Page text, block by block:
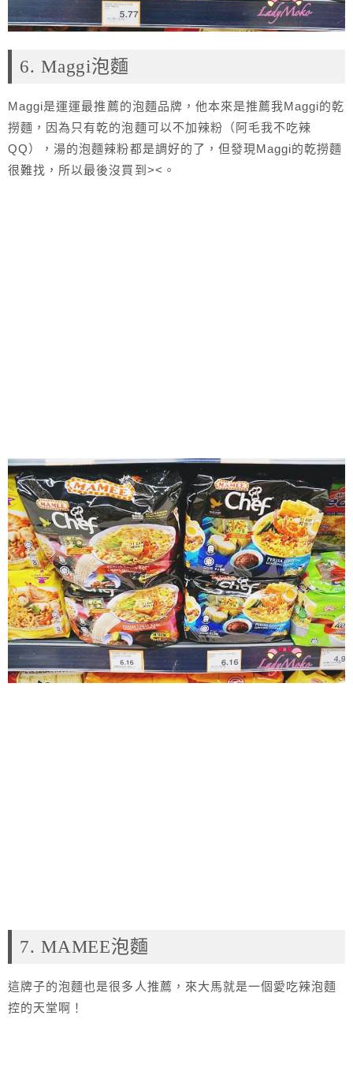
6. Maggi泡麵
Maggi是運運最推薦的泡麵品牌，他本來是推薦我Maggi的乾
撈麵，因為只有乾的泡麵可以不加辣粉（阿毛我不吃辣
QQ），湯的泡麵辣粉都是調好的了，但發現Maggi的乾撈麵
很難找，所以最後沒買到><。
7. MAMEE泡麵
這牌子的泡麵也是很多人推薦，來大馬就是一個愛吃辣泡麵
控的天堂啊！